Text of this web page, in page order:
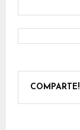
COMPARTE!